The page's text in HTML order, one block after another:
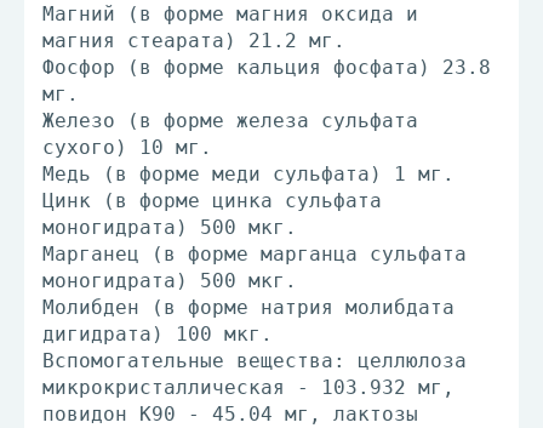
Магний (в форме магния оксида и
магния стеарата) 21.2 мг.
Фосфор (в форме кальция фосфата) 23.8
мг.
Железо (в форме железа сульфата
сухого) 10 мг.
Медь (в форме меди сульфата) 1 мг.
Цинк (в форме цинка сульфата
моногидрата) 500 мкг.
Марганец (в форме марганца сульфата
моногидрата) 500 мкг.
Молибден (в форме натрия молибдата
дигидрата) 100 мкг.
Вспомогательные вещества: целлюлоза
микрокристаллическая - 103.932 мг,
повидон K90 - 45.04 мг, лактозы